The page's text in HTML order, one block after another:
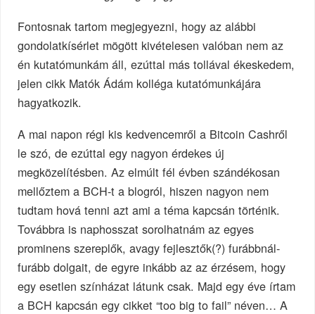
Fontosnak tartom megjegyezni, hogy az alábbi
gondolatkísérlet mögött kivételesen valóban nem az
én kutatómunkám áll, ezúttal más tollával ékeskedem,
jelen cikk Matók Ádám kolléga kutatómunkájára
hagyatkozik.
A mai napon régi kis kedvencemről a Bitcoin Cashről
le szó, de ezúttal egy nagyon érdekes új
megközelítésben. Az elmúlt fél évben szándékosan
mellőztem a BCH-t a blogról, hiszen nagyon nem
tudtam hová tenni azt ami a téma kapcsán történik.
Továbbra is naphosszat sorolhatnám az egyes
prominens szereplők, avagy fejlesztők(?) furábbnál-
furább dolgait, de egyre inkább az az érzésem, hogy
egy esetlen színházat látunk csak. Majd egy éve írtam
a BCH kapcsán egy cikket “too big to fail” néven… A